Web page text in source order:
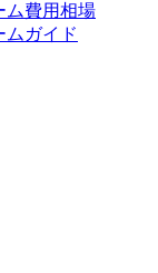
ム費用相場
ムガイド